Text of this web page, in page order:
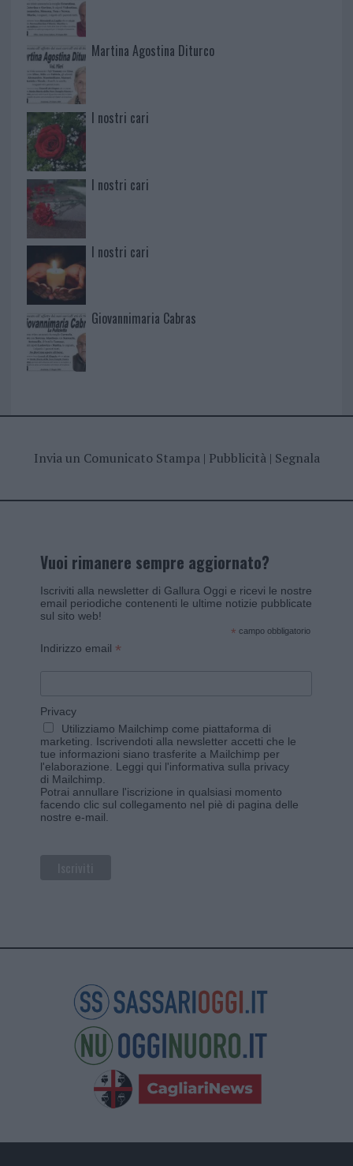
Martina Agostina Diturco
I nostri cari
I nostri cari
I nostri cari
Giovannimaria Cabras
Invia un Comunicato Stampa| Pubblicità| Segnala
Vuoi rimanere sempre aggiornato?
Iscriviti alla newsletter di Gallura Oggi e ricevi le nostre
email periodiche contenenti le ultime notizie pubblicate
sul sito web!
* campo obbligatorio
Indirizzo email *
Privacy
Utilizziamo Mailchimp come piattaforma di
marketing. Iscrivendoti alla newsletter accetti che le
tue informazioni siano trasferite a Mailchimp per
l'elaborazione. Leggi qui l'informativa sulla privacy
di Mailchimp
Potrai annullare l'iscrizione in qualsiasi momento
facendo clic sul collegamento nel piè di pagina delle
nostre e-mail.